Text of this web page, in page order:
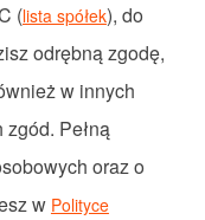
(lista spółek), do
odrębną zgodę,
w innych
Pełną
oraz o
w Polityce